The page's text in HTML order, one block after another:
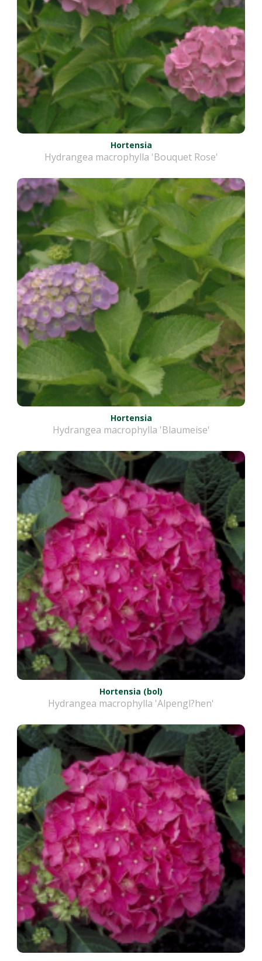
Hortensia
Hydrangea macrophylla 'Bouquet Rose'
Hortensia
Hydrangea macrophylla 'Blaumeise'
Hortensia (bol)
Hydrangea macrophylla 'Alpengl?hen'